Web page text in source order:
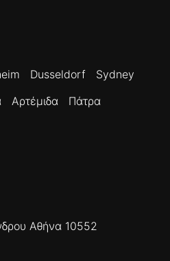
Dusseldorf
Sydney
Αρτέμιδα
Πάτρα
Αθήνα 10552